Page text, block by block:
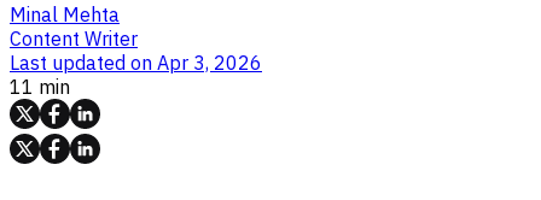
Minal Mehta
Content Writer
Last updated on Apr 3, 2026
11 min